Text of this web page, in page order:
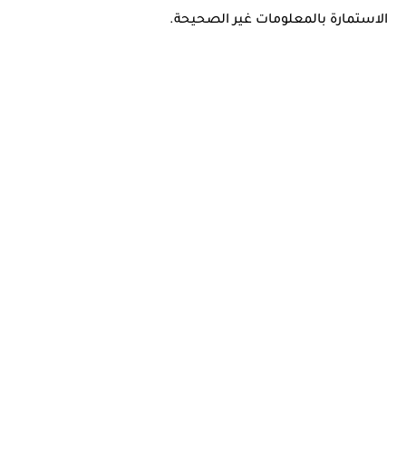
الاستمارة بالمعلومات غير الصحيحة.